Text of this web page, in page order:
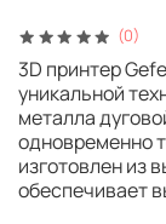
(0)
3D принтер
уникальной
металла
одновременно
изготовлен из
обеспечивает